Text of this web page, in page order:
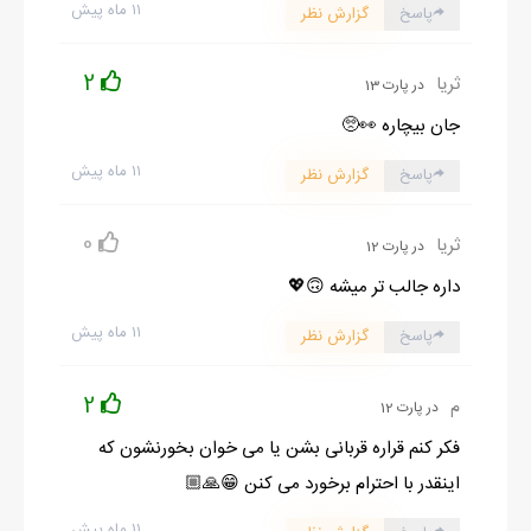
فلوریدا و شمال کوبا واقع شده؛ موقعیتی مرکزی و راهبردی در
۱۱ ماه پیش پاسخ گزارش نظر
ثریا در پارت 13 2
جان بیچاره 👀🥺
۱۱ ماه پیش پاسخ گزارش نظر
ثریا در پارت 12 0
داره جالب تر میشه 🙃💖
۱۱ ماه پیش پاسخ گزارش نظر
م در پارت 12 2
فکر کنم قراره قربانی بشن یا می خوان بخورنشون که
اینقدر با احترام برخورد می کنن 😁🙏🏼